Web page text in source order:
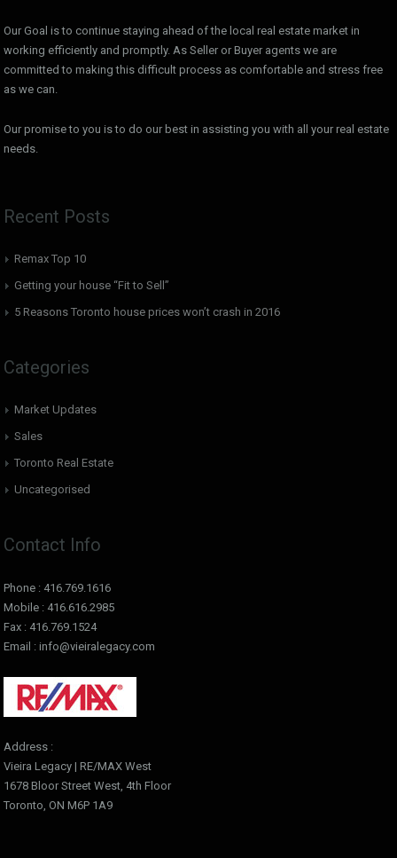
Our Goal is to continue staying ahead of the local real estate market in
working efficiently and promptly. As Seller or Buyer agents we are
committed to making this difficult process as comfortable and stress free
as we can.
Our promise to you is to do our best in assisting you with all your real estate
needs.
Recent Posts
Remax Top 10
Getting your house “Fit to Sell”
5 Reasons Toronto house prices won’t crash in 2016
Categories
Market Updates
Sales
Toronto Real Estate
Uncategorised
Contact Info
Phone : 416.769.1616
Mobile : 416.616.2985
Fax : 416.769.1524
Email : info@vieiralegacy.com
Address :
Vieira Legacy | RE/MAX West
1678 Bloor Street West, 4th Floor
Toronto, ON M6P 1A9